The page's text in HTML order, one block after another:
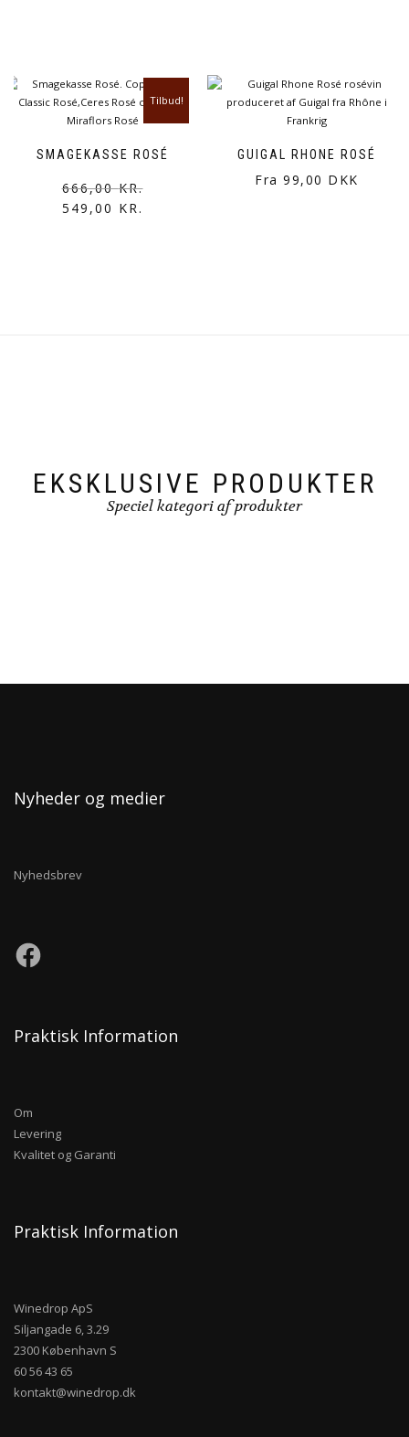
SMAGEKASSE ROSÉ
Tilbud!
666,00KR.
549,00 KR.
GUIGAL RHONE ROSÉ
Fra 99,00 DKK
EKSKLUSIVE PRODUKTER
Speciel kategori af produkter
Nyheder og medier
Nyhedsbrev
Praktisk Information
Om
Levering
Kvalitet og Garanti
Praktisk Information
Winedrop ApS
Siljangade 6, 3.29
2300 København S
60 56 43 65
kontakt@winedrop.dk